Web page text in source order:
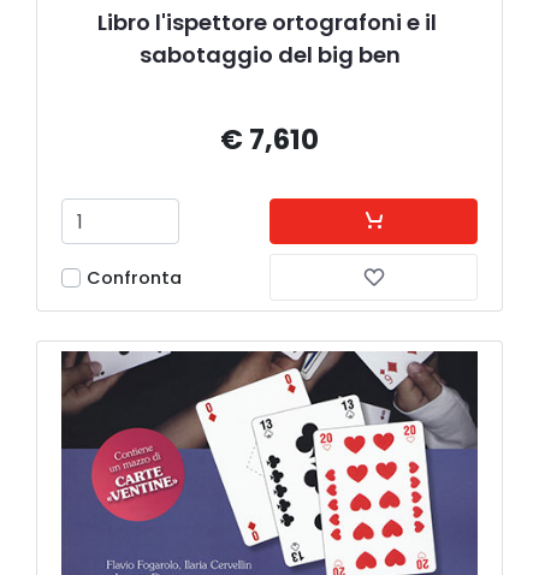
Libro l'ispettore ortografoni e il
sabotaggio del big ben
€ 7,610
Confronta